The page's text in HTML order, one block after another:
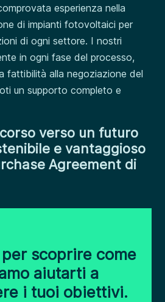
esperienza nella
di impianti fotovoltaici per
di ogni settore. I nostri
in ogni fase del processo,
fattibilità alla negoziazione del
un supporto completo e
verso un futuro
e vantaggioso
Agreement di
scoprire come
aiutarti a
i tuoi obiettivi.